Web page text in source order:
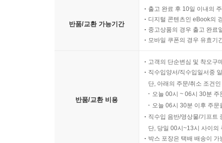
반품/교환 가능기간
출고 완료 후 10일 이내의
디지털 콘텐츠인 eBook의
중고상품의 경우 출고 완료
모바일 쿠폰의 경우 유효기
반품/교환 비용
고객의 단순변심 및 착오구
직수입양서/직수입일서중
단, 아래의 주문/취소 조건
오늘 00시 ~ 06시 30분
오늘 06시 30분 이후 주
직수입 음반/영상물/기프트
단, 당일 00시~13시 사이의
박스 포장은 택배 배송이